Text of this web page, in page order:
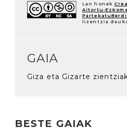
Lan honek
Aitortu-
lizentzia
GAIA
Giza eta Gizarte
BESTE GAIAK